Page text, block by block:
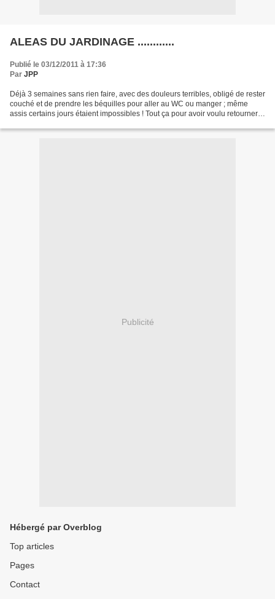
ALEAS DU JARDINAGE ............
Publié le 03/12/2011 à 17:36
Par JPP
Déjà 3 semaines sans rien faire, avec des douleurs terribles, obligé de rester
couché et de prendre les béquilles pour aller au WC ou manger ; même
assis certains jours étaient impossibles ! Tout ça pour avoir voulu retourner
Publicité
Hébergé par Overblog
Top articles
Pages
Contact